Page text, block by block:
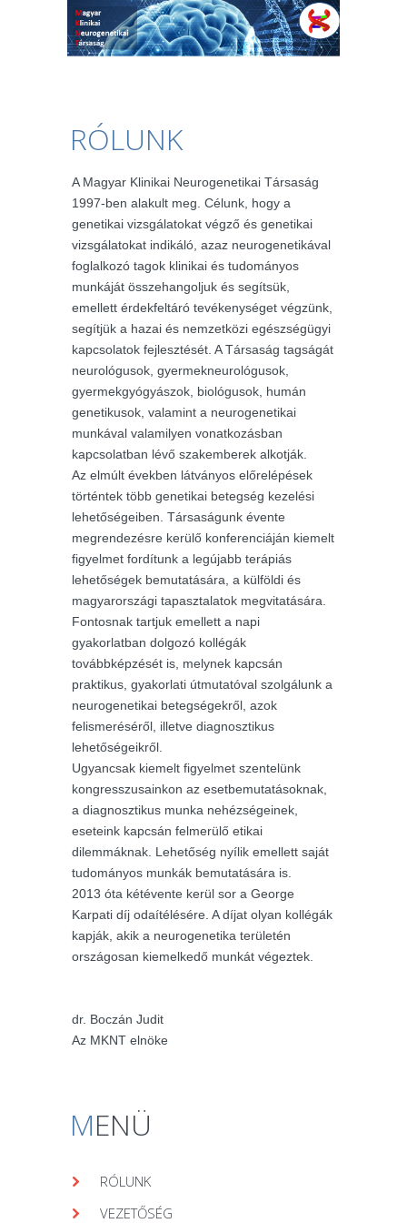
RÓLUNK
A Magyar Klinikai Neurogenetikai Társaság
1997-ben alakult meg. Célunk, hogy a
genetikai vizsgálatokat végző és genetikai
vizsgálatokat indikáló, azaz neurogenetikával
foglalkozó tagok klinikai és tudományos
munkáját összehangoljuk és segítsük,
emellett érdekfeltáró tevékenységet végzünk,
segítjük a hazai és nemzetközi egészségügyi
kapcsolatok fejlesztését. A Társaság tagságát
neurológusok, gyermekneurológusok,
gyermekgyógyászok, biológusok, humán
genetikusok, valamint a neurogenetikai
munkával valamilyen vonatkozásban
kapcsolatban lévő szakemberek alkotják.
Az elmúlt években látványos előrelépések
történtek több genetikai betegség kezelési
lehetőségeiben. Társaságunk évente
megrendezésre kerülő konferenciáján kiemelt
figyelmet fordítunk a legújabb terápiás
lehetőségek bemutatására, a külföldi és
magyarországi tapasztalatok megvitatására.
Fontosnak tartjuk emellett a napi
gyakorlatban dolgozó kollégák
továbbképzését is, melynek kapcsán
praktikus, gyakorlati útmutatóval szolgálunk a
neurogenetikai betegségekről, azok
felismeréséről, illetve diagnosztikus
lehetőségeikről.
Ugyancsak kiemelt figyelmet szentelünk
kongresszusainkon az esetbemutatásoknak,
a diagnosztikus munka nehézségeinek,
eseteink kapcsán felmerülő etikai
dilemmáknak. Lehetőség nyílik emellett saját
tudományos munkák bemutatására is.
2013 óta kétévente kerül sor a George
Karpati díj odaítélésére. A díjat olyan kollégák
kapják, akik a neurogenetika területén
országosan kiemelkedő munkát végeztek.
dr. Boczán Judit
Az MKNT elnöke
MENÜ
RÓLUNK
VEZETŐSÉG